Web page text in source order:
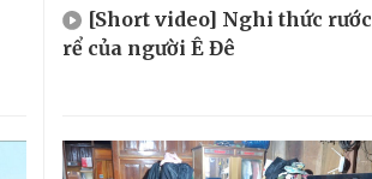
[Short video] Nghi thức rước
rể của người Ê Đê